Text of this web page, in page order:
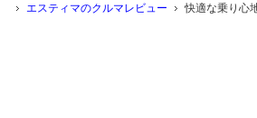
エスティマのクルマレビュー
快適な乗り心